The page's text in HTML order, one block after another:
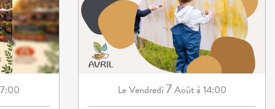
Le Vendredi7Aoûtà 14:00